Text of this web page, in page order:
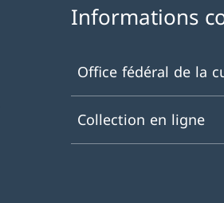
Informations
Office fédéral de la
Collection en ligne